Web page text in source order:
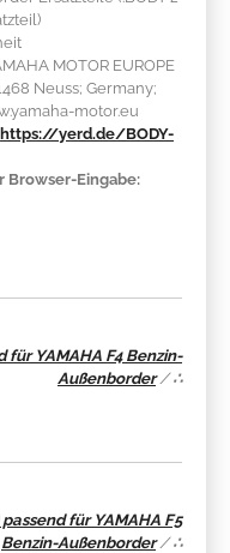
MOTOR EUROPE
Neuss; Germany;
motor.eu
https://yerd.de/BODY-
Browser-Eingabe:
YAMAHA F4 Benzin-
Außenborder/∴
für YAMAHA F5
Benzin-Außenborder/∴